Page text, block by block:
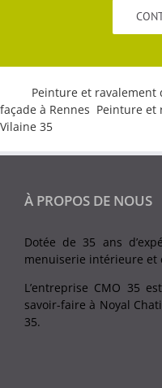
Peinture et ravalement
façade à Rennes Peinture et
Vilaine 35
À PROPOS DE NOUS
Dotée de 35 ans
menuiserie intérieure et
L’entreprise CMO 35
savoir-faire à Noyal
35.